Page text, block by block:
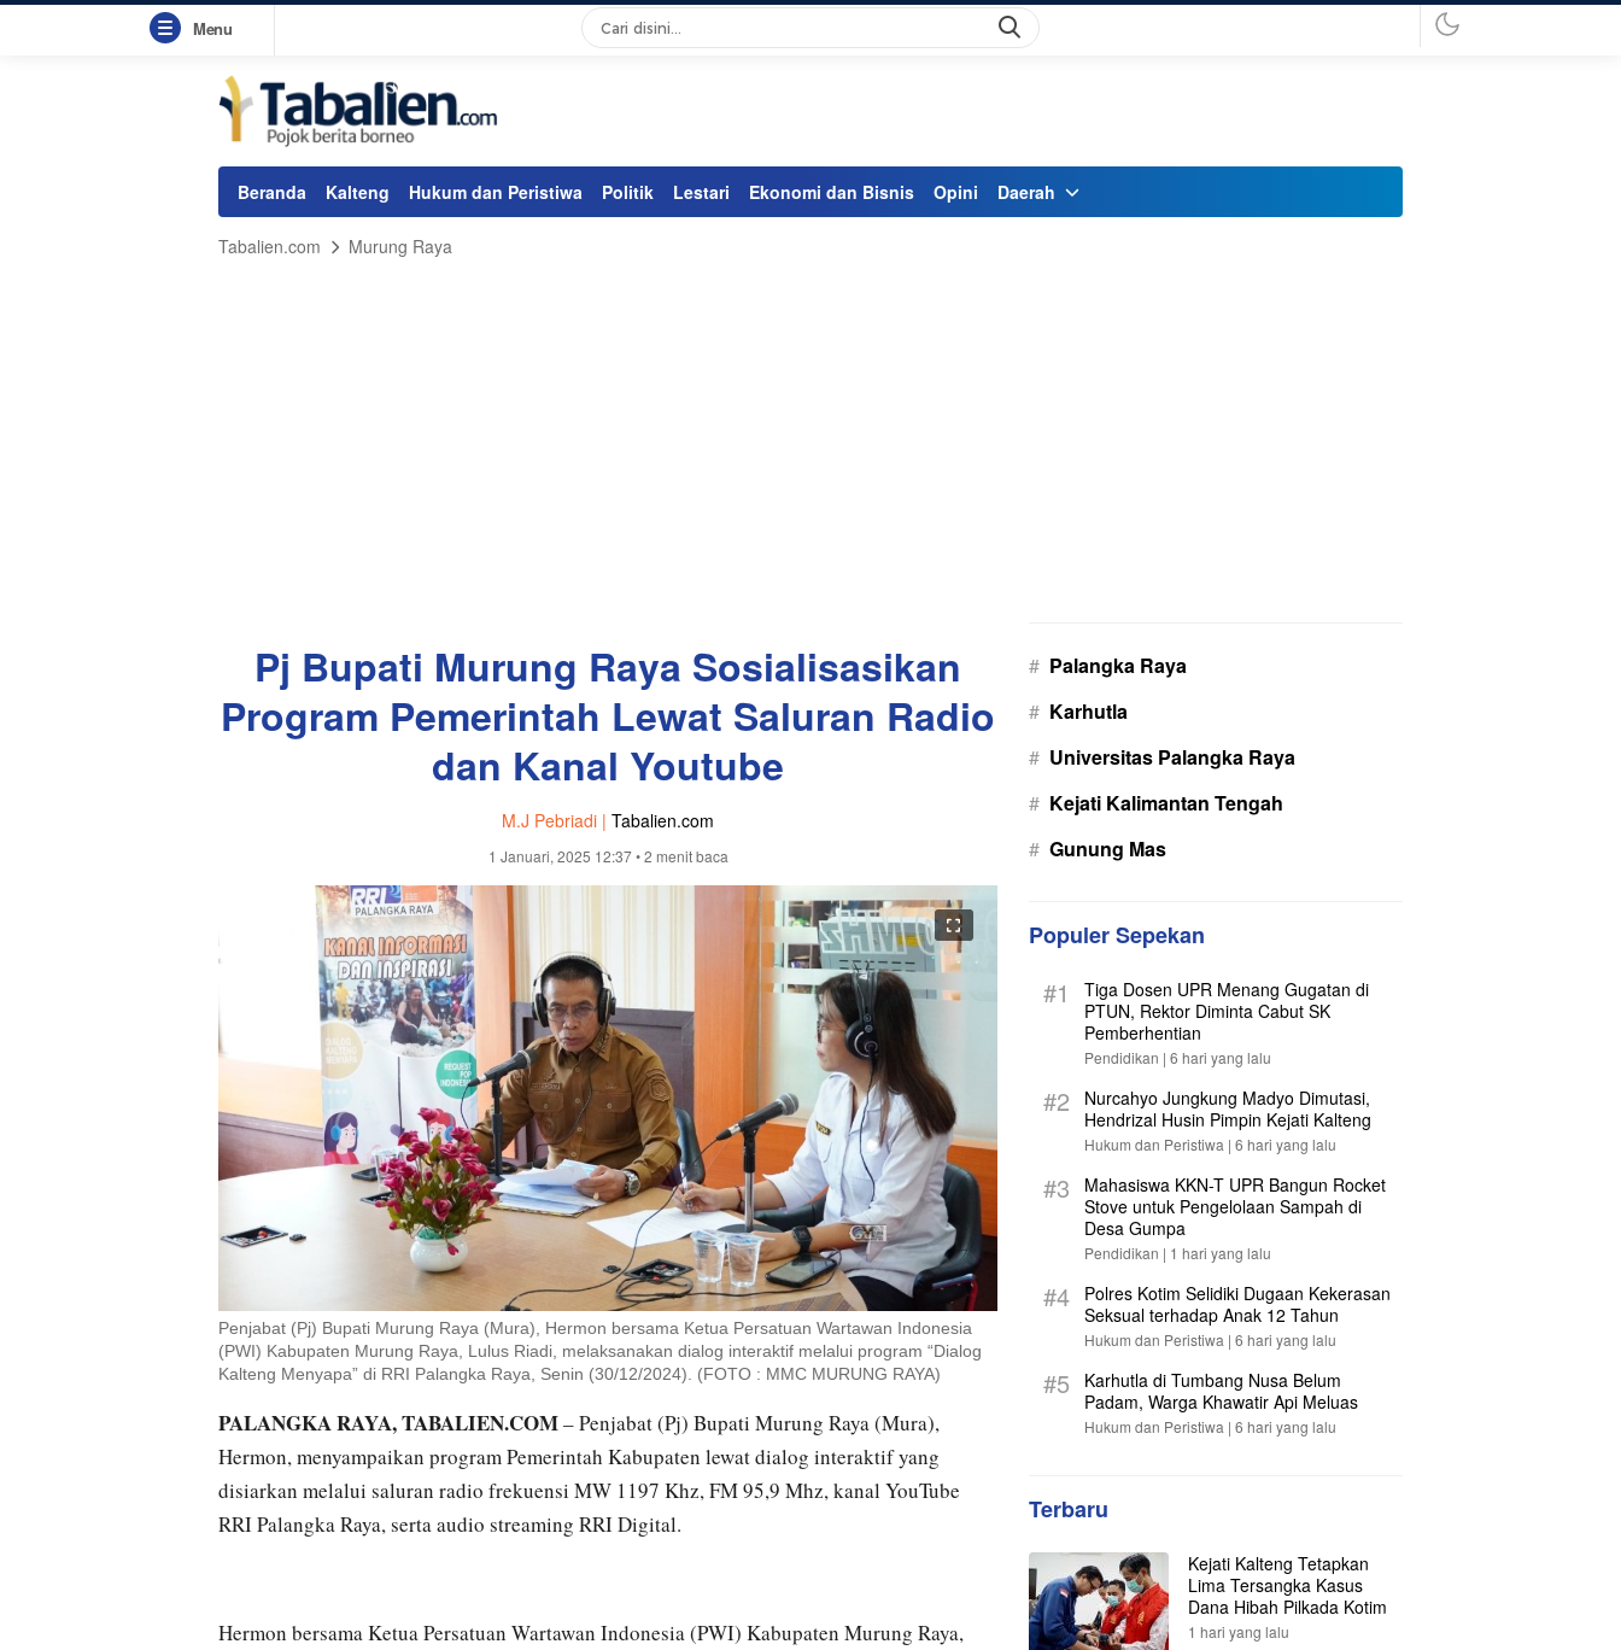
Menu
Beranda Kalteng Hukum dan Peristiwa Politik Lestari Ekonomi dan Bisnis Opini Daerah
Tabalien.com Murung Raya
Pj Bupati Murung Raya Sosialisasikan
Program Pemerintah Lewat Saluran Radio
dan Kanal Youtube
M.J Pebriadi | Tabalien.com
1 Januari, 2025 12:37• 2 menit baca
Penjabat (Pj) Bupati Murung Raya (Mura), Hermon bersama Ketua Persatuan Wartawan Indonesia
(PWI) Kabupaten Murung Raya, Lulus Riadi, melaksanakan dialog interaktif melalui program “Dialog
Kalteng Menyapa” di RRI Palangka Raya, Senin (30/12/2024). (FOTO : MMC MURUNG RAYA)
PALANGKA RAYA, TABALIEN.COM– Penjabat (Pj) Bupati Murung Raya (Mura),
Hermon, menyampaikan program Pemerintah Kabupaten lewat dialog interaktif yang
disiarkan melalui saluran radio frekuensi MW 1197 Khz, FM 95,9 Mhz, kanal YouTube
RRI Palangka Raya, serta audio streaming RRI Digital.
Hermon bersama Ketua Persatuan Wartawan Indonesia (PWI) Kabupaten Murung Raya,
# Palangka Raya
# Karhutla
# Universitas Palangka Raya
# Kejati Kalimantan Tengah
# Gunung Mas
Populer Sepekan
#1
Tiga Dosen UPR Menang Gugatan di
PTUN, Rektor Diminta Cabut SK
Pemberhentian
Pendidikan | 6 hari yang lalu
#2
Nurcahyo Jungkung Madyo Dimutasi,
Hendrizal Husin Pimpin Kejati Kalteng
Hukum dan Peristiwa | 6 hari yang lalu
#3
Mahasiswa KKN-T UPR Bangun Rocket
Stove untuk Pengelolaan Sampah di
Desa Gumpa
Pendidikan | 1 hari yang lalu
#4
Polres Kotim Selidiki Dugaan Kekerasan
Seksual terhadap Anak 12 Tahun
Hukum dan Peristiwa | 6 hari yang lalu
#5
Karhutla di Tumbang Nusa Belum
Padam, Warga Khawatir Api Meluas
Hukum dan Peristiwa | 6 hari yang lalu
Terbaru
Kejati Kalteng Tetapkan
Lima Tersangka Kasus
Dana Hibah Pilkada Kotim
1 hari yang lalu